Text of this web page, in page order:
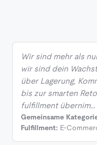
Wir sind mehr als
wir sind dein
über Lagerung,
bis zur smarten
fulfillment übernim…
Gemeinsame
Fulfillment: E-